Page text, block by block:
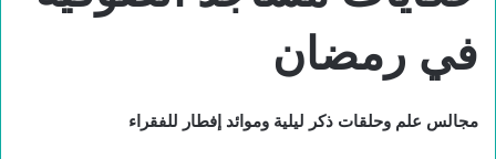
في رمضان
مجالس علم وحلقات ذكر ليلية وموائد إفطار للفقراء